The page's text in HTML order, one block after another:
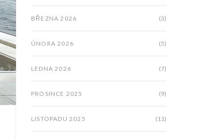
BŘEZNA 2026 (3)
ÚNORA 2026 (5)
LEDNA 2026 (7)
PROSINCE 2025 (9)
LISTOPADU 2025 (11)